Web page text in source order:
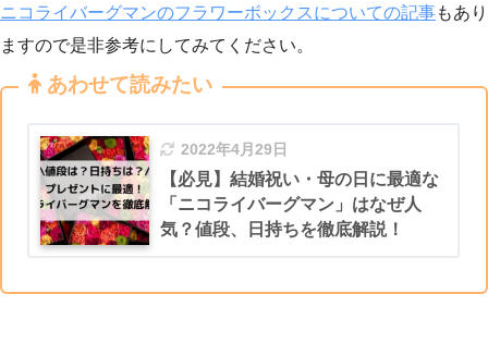
ニコライバーグマンのフラワーボックスについての記事もあり
ますので是非参考にしてみてください。
あわせて読みたい
2022年4月29日
【必見】結婚祝い・母の日に最適な
「ニコライバーグマン」はなぜ人
気？値段、日持ちを徹底解説！